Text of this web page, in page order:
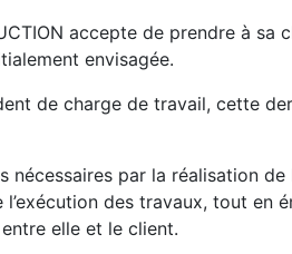
accepte de prendre à
envisagée.
de charge de travail, cette
par la réalisation
l’exécution des travaux, tout
elle et le client.